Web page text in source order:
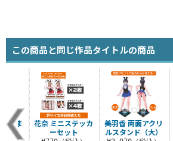
この商品と同じ作品タイトルの商品
美羽香 両面アクリ
ルスタンド（大）
まま
花奈 ミニステッカ
ーセット